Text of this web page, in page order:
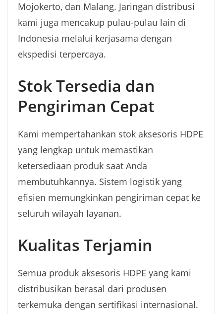
Mojokerto, dan Malang. Jaringan distribusi
kami juga mencakup pulau-pulau lain di
Indonesia melalui kerjasama dengan
ekspedisi terpercaya.
Stok Tersedia dan
Pengiriman Cepat
Kami mempertahankan stok aksesoris HDPE
yang lengkap untuk memastikan
ketersediaan produk saat Anda
membutuhkannya. Sistem logistik yang
efisien memungkinkan pengiriman cepat ke
seluruh wilayah layanan.
Kualitas Terjamin
Semua produk aksesoris HDPE yang kami
distribusikan berasal dari produsen
terkemuka dengan sertifikasi internasional.